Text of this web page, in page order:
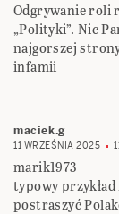
Odgrywanie roli
„Polityki”. Nic
najgorszej
infamii
maciek.g
11 WRZEŚNIA 2025
marik1973
typowy
postraszyć